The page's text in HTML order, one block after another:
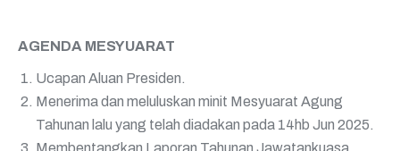
AGENDA MESYUARAT
Ucapan Aluan Presiden.
Menerima dan meluluskan minit Mesyuarat Agung
Tahunan lalu yang telah diadakan pada 14hb Jun 2025.
Membentangkan Laporan Tahunan Jawatankuasa